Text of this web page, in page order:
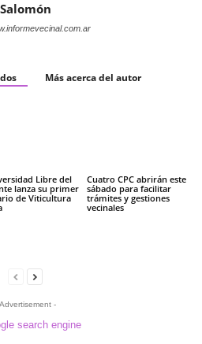
Salomón
Más acerca del autor
Libre del
lanza su primer
de Viticultura
Cuatro CPC abrirán este
sábado para facilitar
trámites y gestiones
vecinales
-